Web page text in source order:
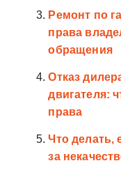
Ремонт по
права
обращения
Отказ
двигателя:
права
Что делать,
за